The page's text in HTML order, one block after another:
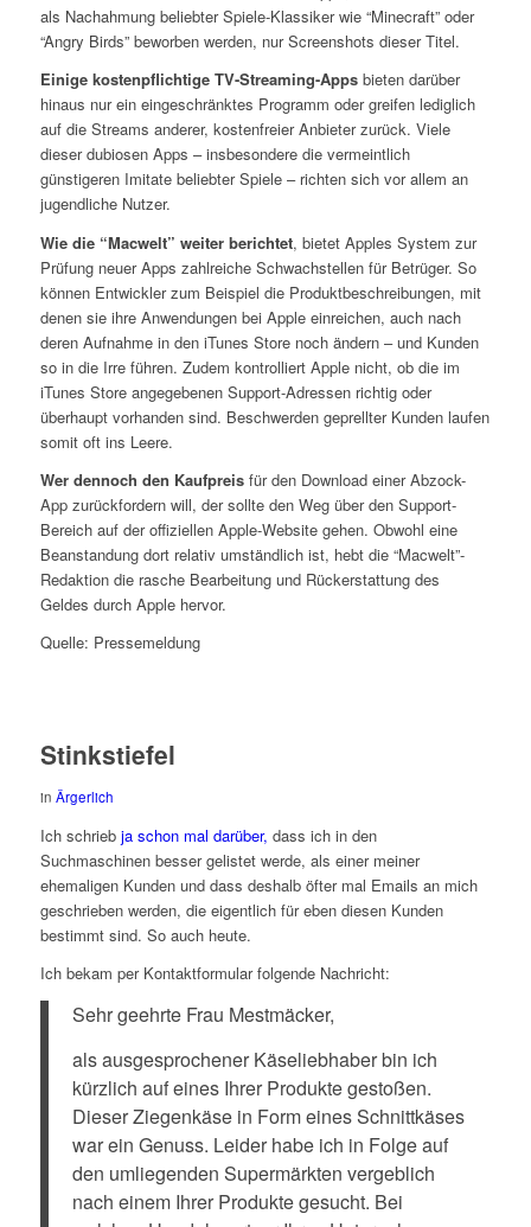
als Nachahmung beliebter Spiele-Klassiker wie “Minecraft” oder
“Angry Birds” beworben werden, nur Screenshots dieser Titel.
Einige kostenpflichtige TV-Streaming-Appsbieten darüber
hinaus nur ein eingeschränktes Programm oder greifen lediglich
auf die Streams anderer, kostenfreier Anbieter zurück. Viele
dieser dubiosen Apps – insbesondere die vermeintlich
günstigeren Imitate beliebter Spiele – richten sich vor allem an
jugendliche Nutzer.
Wie die “Macwelt” weiter berichtet, bietet Apples System zur
Prüfung neuer Apps zahlreiche Schwachstellen für Betrüger. So
können Entwickler zum Beispiel die Produktbeschreibungen, mit
denen sie ihre Anwendungen bei Apple einreichen, auch nach
deren Aufnahme in den iTunes Store noch ändern – und Kunden
so in die Irre führen. Zudem kontrolliert Apple nicht, ob die im
iTunes Store angegebenen Support-Adressen richtig oder
überhaupt vorhanden sind. Beschwerden geprellter Kunden laufen
somit oft ins Leere.
Wer dennoch den Kaufpreisfür den Download einer Abzock-
App zurückfordern will, der sollte den Weg über den Support-
Bereich auf der offiziellen Apple-Website gehen. Obwohl eine
Beanstandung dort relativ umständlich ist, hebt die “Macwelt”-
Redaktion die rasche Bearbeitung und Rückerstattung des
Geldes durch Apple hervor.
Quelle: Pressemeldung
Stinkstiefel
in Ärgerlich
Ich schrieb ja schon mal darüber, dass ich in den
Suchmaschinen besser gelistet werde, als einer meiner
ehemaligen Kunden und dass deshalb öfter mal Emails an mich
geschrieben werden, die eigentlich für eben diesen Kunden
bestimmt sind. So auch heute.
Ich bekam per Kontaktformular folgende Nachricht:
Sehr geehrte Frau Mestmäcker,
als ausgesprochener Käseliebhaber bin ich
kürzlich auf eines Ihrer Produkte gestoßen.
Dieser Ziegenkäse in Form eines Schnittkäses
war ein Genuss. Leider habe ich in Folge auf
den umliegenden Supermärkten vergeblich
nach einem Ihrer Produkte gesucht. Bei